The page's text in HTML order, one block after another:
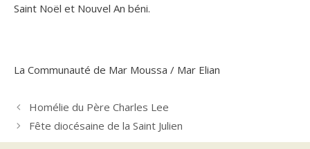
Saint Noël et Nouvel An béni.
La Communauté de Mar Moussa / Mar Elian
Homélie du Père Charles Lee
Fête diocésaine de la Saint Julien